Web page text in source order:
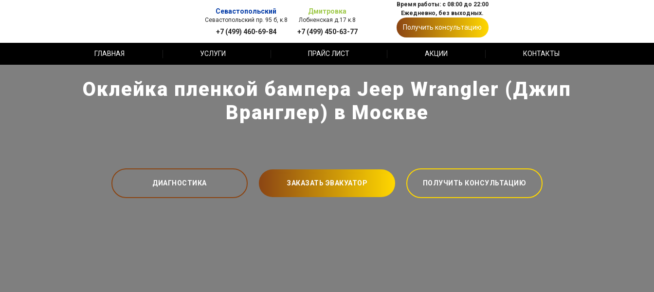
Севастопольский
Севастопольский пр. 95 б, к.8
+7 (499) 460-69-84
Дмитровка
Лобненская д.17 к.8
+7 (499) 450-63-77
Время работы: с 08:00 до 22:00
Ежедневно, без выходных.
Получить консультацию
ГЛАВНАЯ УСЛУГИ ПРАЙС ЛИСТ АКЦИИ КОНТАКТЫ
Оклейка пленкой бампера Jeep Wrangler (Джип
Вранглер) в Москве
ДИАГНОСТИКА ЗАКАЗАТЬ ЭВАКУАТОР ПОЛУЧИТЬ КОНСУЛЬТАЦИЮ